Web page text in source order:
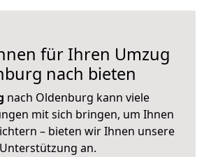
für Ihren Umzug
nach bieten
nach Oldenburg kann viele
mit sich bringen, um Ihnen
– bieten wir Ihnen unsere
Unterstützung an.